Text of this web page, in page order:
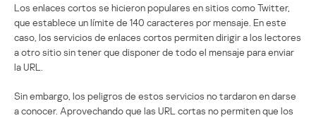
Los enlaces cortos se hicieron populares en sitios como Twitter,
que establece un límite de 140 caracteres por mensaje. En este
caso, los servicios de enlaces cortos permiten dirigir a los lectores
a otro sitio sin tener que disponer de todo el mensaje para enviar
la URL.
Sin embargo, los peligros de estos servicios no tardaron en darse
a conocer. Aprovechando que las URL cortas no permiten que los